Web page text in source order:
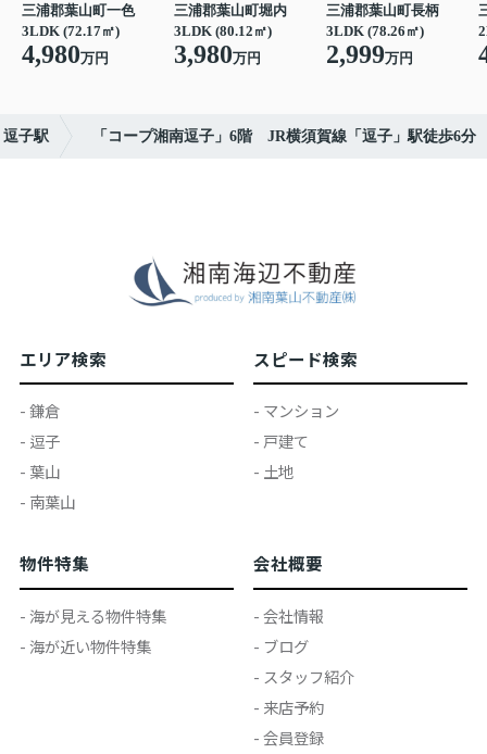
三浦郡葉山町一色
3LDK (72.17㎡)
4,980万円
三浦郡葉山町堀内
3LDK (80.12㎡)
3,980万円
三浦郡葉山町長柄
3LDK (78.26㎡)
2,999万円
逗子駅 「コープ湘南逗子」6階 JR横須賀線「逗子」駅徒歩6分
エリア検索
- 鎌倉
- 逗子
- 葉山
- 南葉山
スピード検索
- マンション
- 戸建て
- 土地
物件特集
- 海が見える物件特集
- 海が近い物件特集
会社概要
- 会社情報
- ブログ
- スタッフ紹介
- 来店予約
- 会員登録